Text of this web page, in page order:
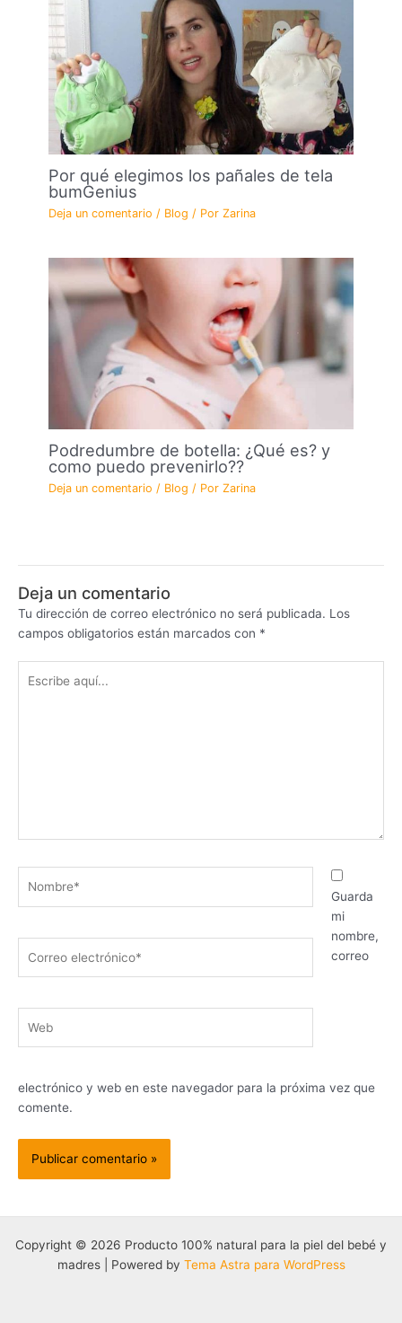
Por qué elegimos los pañales de tela
bumGenius
Deja un comentario / Blog / PorZarina
Podredumbre de botella: ¿Qué es? y
como puedo prevenirlo??
Deja un comentario / Blog / PorZarina
Deja un comentario
Tu dirección de correo electrónico no será publicada. Los
campos obligatorios están marcados con *
aquí...
electrónico*
Guarda
mi
nombre,
correo
electrónico y web en este navegador para la próxima vez que
comente.
Copyright © 2026 Producto 100% natural para la piel del bebé y
madres | Powered by Tema Astra para WordPress